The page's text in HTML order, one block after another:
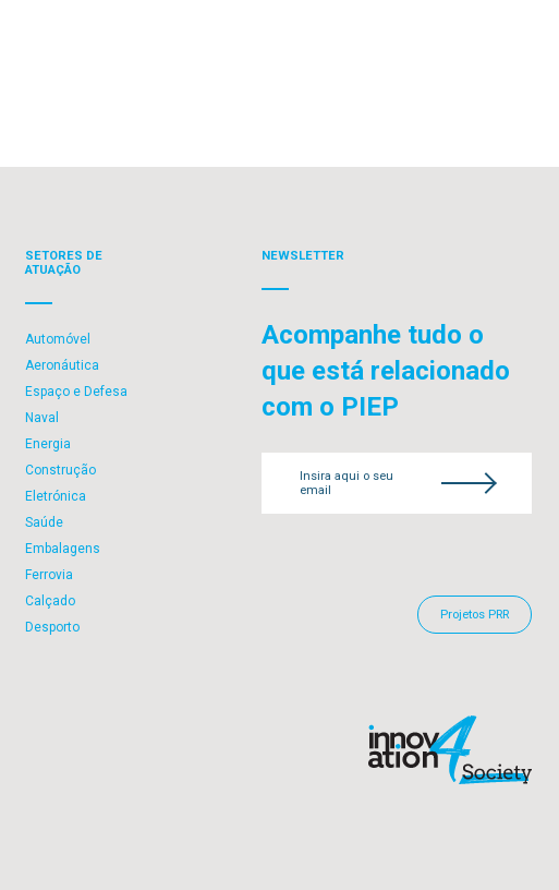
SETORES DE
ATUAÇÃO
Automóvel
Aeronáutica
Espaço e Defesa
Naval
Energia
Construção
Eletrónica
Saúde
Embalagens
Ferrovia
Calçado
Desporto
NEWSLETTER
Acompanhe tudo o
que está relacionado
com o PIEP
Insira aqui o seu
email
Projetos PRR